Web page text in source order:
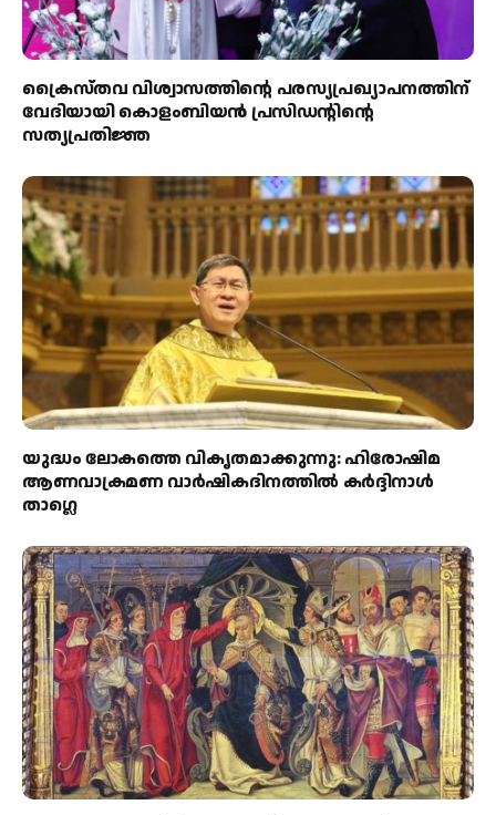
ക്രൈസ്തവ വിശ്വാസത്തിന്റെ പരസ്യപ്രഖ്യാപനത്തിന്
വേദിയായി കൊളംബിയൻ പ്രസിഡന്റിന്റെ
സത്യപ്രതിജ്ഞ
യുദ്ധം ലോകത്തെ വികൃതമാക്കുന്നു: ഹിരോഷിമ
ആണവാക്രമണ വാർഷികദിനത്തിൽ കർദ്ദിനാൾ
താഗ്ലെ